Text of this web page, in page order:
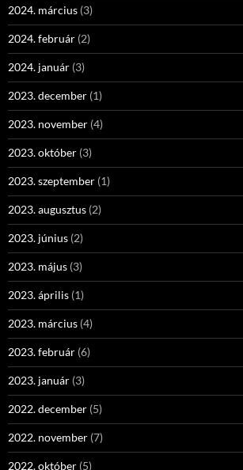
2024. március (3)
2024. február (2)
2024. január (3)
2023. december (1)
2023. november (4)
2023. október (3)
2023. szeptember (1)
2023. augusztus (2)
2023. június (2)
2023. május (3)
2023. április (1)
2023. március (4)
2023. február (6)
2023. január (3)
2022. december (5)
2022. november (7)
2022. október (5)